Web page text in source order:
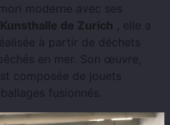
moderne avec ses
Kunsthalle de Zurich , elle a
à partir de déchets
en mer. Son œuvre,
composée de jouets
fusionnés.